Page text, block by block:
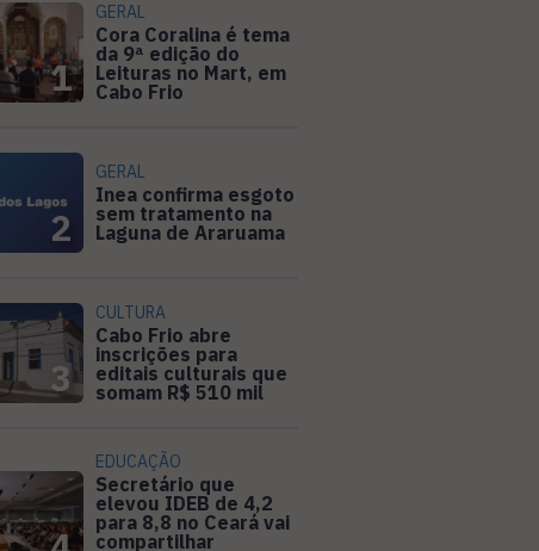
1
GERAL
Cora Coralina é tema
da 9ª edição do
Leituras no Mart, em
Cabo Frio
2
GERAL
Inea confirma esgoto
sem tratamento na
Laguna de Araruama
3
CULTURA
Cabo Frio abre
inscrições para
editais culturais que
somam R$ 510 mil
EDUCAÇÃO
Secretário que
elevou IDEB de 4,2
para 8,8 no Ceará vai
compartilhar